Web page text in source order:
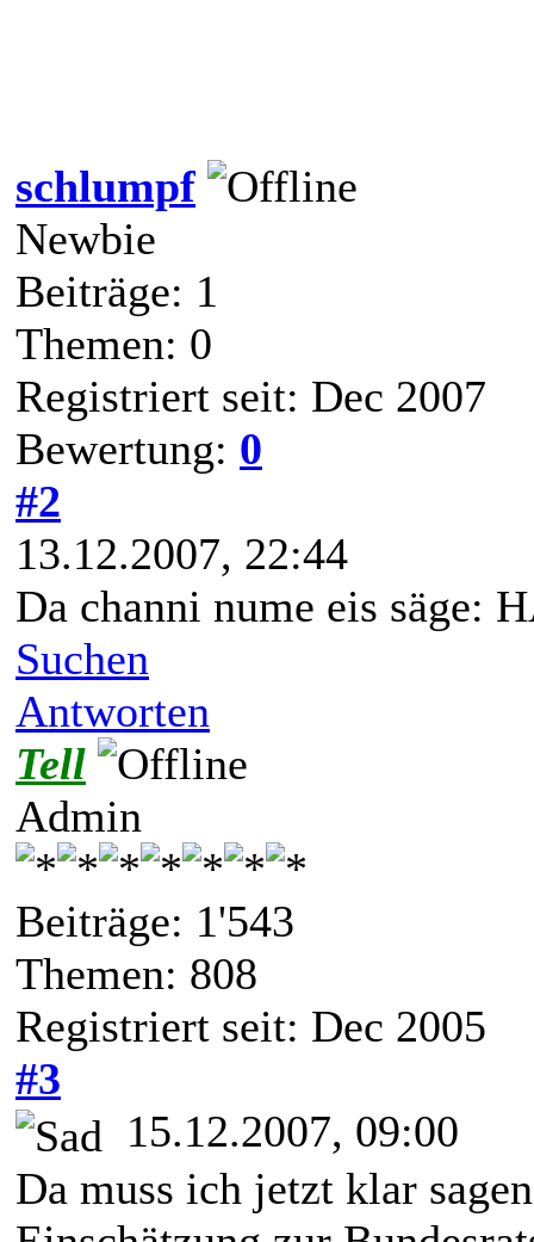
schlumpf
Newbie
Beiträge: 1
Themen: 0
Registriert seit: Dec 2007
Bewertung: 0
#2
13.12.2007, 22:44
Da channi nume eis säge:
Suchen
Antworten
Tell
Admin
Beiträge: 1'543
Themen: 808
Registriert seit: Dec 2005
#3
15.12.2007, 09:00
Da muss ich jetzt klar